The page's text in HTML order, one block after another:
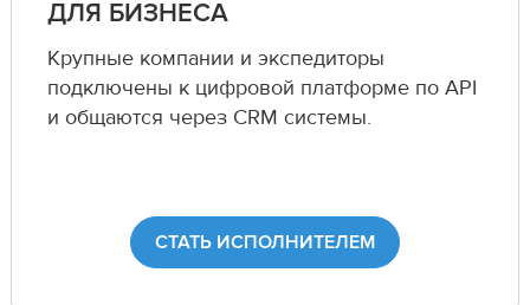
ДЛЯ БИЗНЕСА
Крупные компании и экспедиторы
подключены к цифровой платформе по API
и общаются через CRM системы.
СТАТЬ ИСПОЛНИТЕЛЕМ